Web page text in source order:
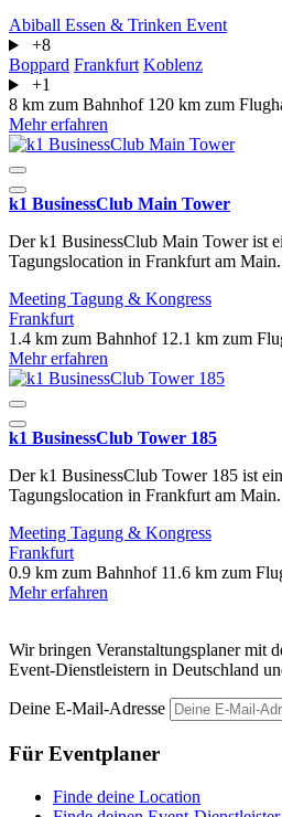
Abiball Essen & Trinken Event
+8
Boppard Frankfurt Koblenz
+1
8 km zum Bahnhof 120 km zum
Mehr erfahren
k1 BusinessClub Main Tower
Der k1 BusinessClub Main Tower ist
Tagungslocation in Frankfurt am Main.
Meeting Tagung & Kongress
Frankfurt
1.4 km zum Bahnhof 12.1 km zum
Mehr erfahren
k1 BusinessClub Tower 185
Der k1 BusinessClub Tower 185 ist
Tagungslocation in Frankfurt am Main.
Meeting Tagung & Kongress
Frankfurt
0.9 km zum Bahnhof 11.6 km zum
Mehr erfahren
Wir bringen Veranstaltungsplaner mit
Event-Dienstleistern in Deutschland
Deine E-Mail-Adresse
Für Eventplaner
Finde deine Location